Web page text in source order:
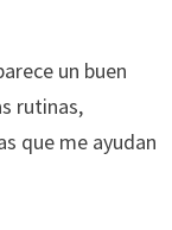
un buen
rutinas,
que me ayudan